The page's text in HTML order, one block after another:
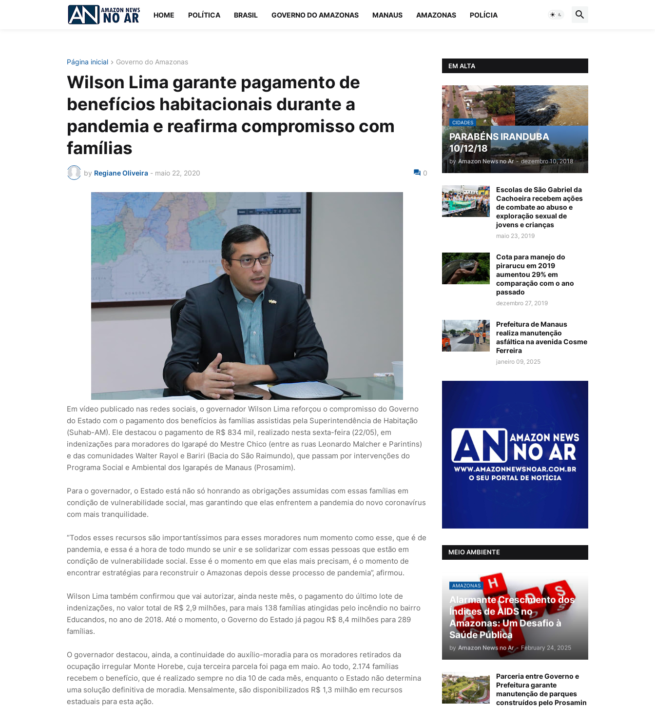
HOME POLÍTICA BRASIL GOVERNO DO AMAZONAS MANAUS AMAZONAS POLÍCIA
Página inicial Governo do Amazonas
Wilson Lima garante pagamento de
benefícios habitacionais durante a
pandemia e reafirma compromisso com
famílias
by Regiane Oliveira - maio 22, 2020 0
Em vídeo publicado nas redes sociais, o governador Wilson Lima reforçou o compromisso do Governo
do Estado com o pagamento dos benefícios às famílias assistidas pela Superintendência de Habitação
(Suhab-AM). Ele destacou o pagamento de R$ 834 mil, realizado nesta sexta-feira (22/05), em
indenizações para moradores do Igarapé do Mestre Chico (entre as ruas Leonardo Malcher e Parintins)
e das comunidades Walter Rayol e Bariri (Bacia do São Raimundo), que passam por intervenções do
Programa Social e Ambiental dos Igarapés de Manaus (Prosamim).
Para o governador, o Estado está não só honrando as obrigações assumidas com essas famílias em
condição de vulnerabilidade social, mas garantindo que elas enfrentem a pandemia do novo coronavírus
com mais tranquilidade.
“Todos esses recursos são importantíssimos para esses moradores num momento como esse, que é de
pandemia, e essa é a hora de todo mundo se unir e se solidarizar com essas pessoas que estão em
condição de vulnerabilidade social. Esse é o momento em que elas mais precisam, é o momento de
encontrar estratégias para reconstruir o Amazonas depois desse processo de pandemia”, afirmou.
Wilson Lima também confirmou que vai autorizar, ainda neste mês, o pagamento do último lote de
indenizações, no valor total de R$ 2,9 milhões, para mais 138 famílias atingidas pelo incêndio no bairro
Educandos, no ano de 2018. Até o momento, o Governo do Estado já pagou R$ 8,4 milhões para 289
famílias.
O governador destacou, ainda, a continuidade do auxílio-moradia para os moradores retirados da
ocupação irregular Monte Horebe, cuja terceira parcela foi paga em maio. Ao todo, 2.174 famílias
recebem o benefício, que é realizado sempre no dia 10 de cada mês, enquanto o Estado não determina
uma solução definitiva de moradia. Mensalmente, são disponibilizados R$ 1,3 milhão em recursos
estaduais para esta ação.
EM ALTA
CIDADES
PARABÉNS IRANDUBA
10/12/18
by Amazon News no Ar - dezembro 10, 2018
Escolas de São Gabriel da
Cachoeira recebem ações
de combate ao abuso e
exploração sexual de
jovens e crianças
maio 23, 2019
Cota para manejo do
pirarucu em 2019
aumentou 29% em
comparação com o ano
passado
dezembro 27, 2019
Prefeitura de Manaus
realiza manutenção
asfáltica na avenida Cosme
Ferreira
janeiro 09, 2025
MEIO AMBIENTE
AMAZONAS
Alarmante Crescimento dos
Índices de AIDS no
Amazonas: Um Desafio à
Saúde Pública
by Amazon News no Ar - February 24, 2025
Parceria entre Governo e
Prefeitura garante
manutenção de parques
construídos pelo Prosamin